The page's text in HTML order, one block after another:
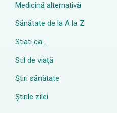
Medicină alternativă
Sănătate de la A la Z
Stiati ca…
Stil de viaţă
Ştiri sănătate
Știrile zilei